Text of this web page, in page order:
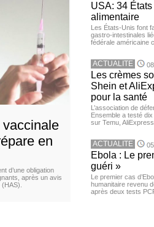
vaccinale
en
d’une obligation
après un avis
USA: 34
alimentaire
Les États-Unis font
gastro-intestinales
fédérale américaine
ACTUALITE
Les crèmes
Shein et
pour la santé
L’association de
Ensemble a testé
sur Temu,
ACTUALITE
Ebola : Le
guéri »
Le premier cas
humanitaire revenu
après deux tests